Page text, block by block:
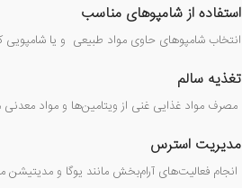
استفاده از شامپوهای مناسب
انتخاب شامپوهای حاوی مواد طبیعی و یا شامپویی
تغذیه سالم
مصرف مواد غذایی غنی از ویتامین‌ها و مواد
مدیریت استرس
انجام فعالیت‌های آرام‌بخش مانند یوگا و